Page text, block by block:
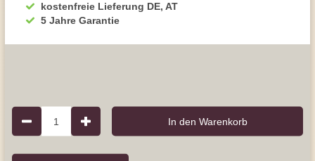
kostenfreie Lieferung DE, AT
5 Jahre Garantie
1 In den Warenkorb